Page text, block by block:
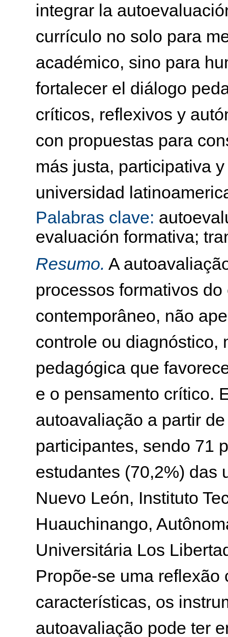
integrar la
currículo no solo para
académico, sino para
fortalecer el diálogo
críticos, reflexivos y
con propuestas para
más justa, participativa
universidad
Palabras clave:
evaluación formativa;
Resumo. A
processos formativos
contemporâneo, não
controle ou diagnóstico,
pedagógica que
e o pensamento crítico.
autoavaliação a partir
participantes, sendo 71
estudantes (70,2%) das
Nuevo León, Instituto
Huauchinango,
Universitária Los
Propõe-se uma
características, os
autoavaliação pode ter